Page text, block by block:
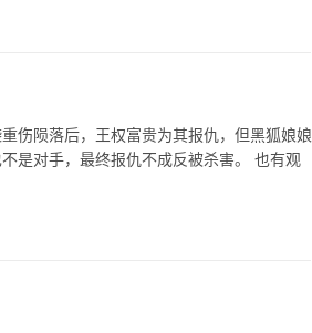
伤陨落后，王权富贵为其报仇，但黑狐娘娘
是对手，最终报仇不成反被杀害。 也有观